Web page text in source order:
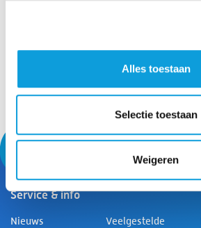
Alles toestaan
Selectie toestaan
Weigeren
Service & info
Nieuws
Veelgestelde